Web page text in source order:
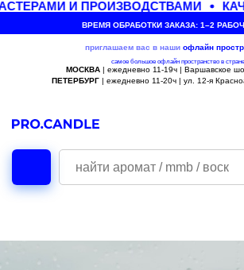
И ПРОИЗВОДСТВАМИ
ВРЕМЯ ОБРАБОТКИ ЗАКАЗА: 1–2
приглашаем вас в наши офлайн
самое большое офлайн пространство в стране
МОСКВА| ежедневно 11-19ч | Варшавское
ПЕТЕРБУРГ| ежедневно 11-20ч | ул. 12-я